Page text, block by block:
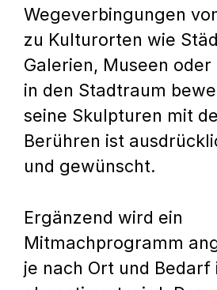
Wegeverbingungen
zu Kulturorten wie
Galerien, Museen
in den Stadtraum
seine Skulpturen mit
Berühren ist
und gewünscht.
Ergänzend wird ein
Mitmachprogramm
je nach Ort und Bedarf